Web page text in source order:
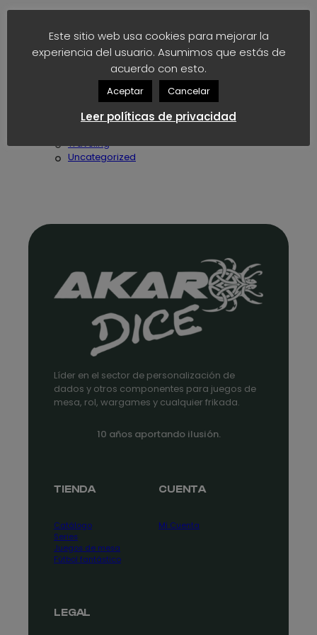
AkaroNews
Fashion
Traveling
Uncategorized
Líder en el sector de personalización de
dados y otros componentes para juegos de
mesa, rol, wargames y cualquier frikada.
10 años aportando ilusión.
TIENDA
Catálogo
Series
Juegos de mesa
Fútbol fantástico
CUENTA
Mi Cuenta
LEGAL
Este sitio web usa cookies para mejorar la
experiencia del usuario. Asumimos que estás de
acuerdo con esto.
Aceptar Cancelar
Leer políticas de privacidad